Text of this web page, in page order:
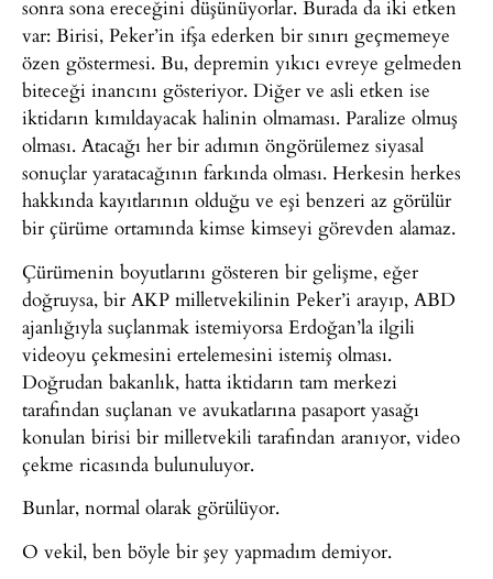
sonra sona ereceğini düşünüyorlar. Burada da iki etken
var: Birisi, Peker’in ifşa ederken bir sınırı geçmemeye
özen göstermesi. Bu, depremin yıkıcı evreye gelmeden
biteceği inancını gösteriyor. Diğer ve asli etken ise
iktidarın kımıldayacak halinin olmaması. Paralize olmuş
olması. Atacağı her bir adımın öngörülemez siyasal
sonuçlar yaratacağının farkında olması. Herkesin herkes
hakkında kayıtlarının olduğu ve eşi benzeri az görülür
bir çürüme ortamında kimse kimseyi görevden alamaz.
Çürümenin boyutlarını gösteren bir gelişme, eğer
doğruysa, bir AKP milletvekilinin Peker’i arayıp, ABD
ajanlığıyla suçlanmak istemiyorsa Erdoğan’la ilgili
videoyu çekmesini ertelemesini istemiş olması.
Doğrudan bakanlık, hatta iktidarın tam merkezi
tarafından suçlanan ve avukatlarına pasaport yasağı
konulan birisi bir milletvekili tarafından aranıyor, video
çekme ricasında bulunuluyor.
Bunlar, normal olarak görülüyor.
O vekil, ben böyle bir şey yapmadım demiyor.